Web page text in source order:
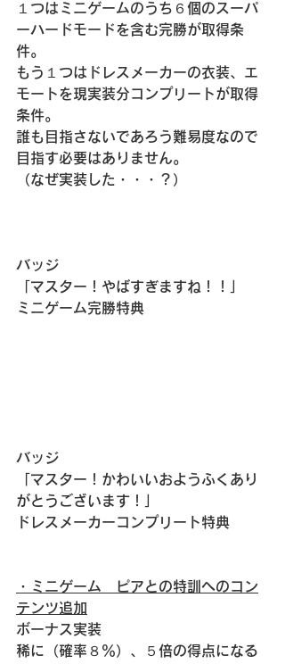
１つはミニゲームのうち６個のスーパ
ーハードモードを含む完勝が取得条
件。
もう１つはドレスメーカーの衣装、エ
モートを現実装分コンプリートが取得
条件。
誰も目指さないであろう難易度なので
目指す必要はありません。
（なぜ実装した・・・？）
バッジ
「マスター！やばすぎますね！！」
ミニゲーム完勝特典
バッジ
「マスター！かわいいおようふくあり
がとうございます！」
ドレスメーカーコンプリート特典
・ミニゲーム　ピアとの特訓へのコン
テンツ追加
ボーナス実装
稀に（確率８％）、５倍の得点になる